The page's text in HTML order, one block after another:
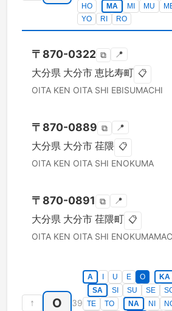
HO
MA MI MU
YO
RI RO
〒 870-0322 ⧉ 📍
大分県 大分市 恵比寿町 📋
OITA KEN OITA SHI EBISUMACHI
〒 870-0889 ⧉ 📍
大分県 大分市 荏隈 📋
OITA KEN OITA SHI ENOKUMA
〒 870-0891 ⧉ 📍
大分県 大分市 荏隈町 📋
OITA KEN OITA SHI
↑ O 39
A U E O KA
SA
SI SU SE
TE
TO NA NI